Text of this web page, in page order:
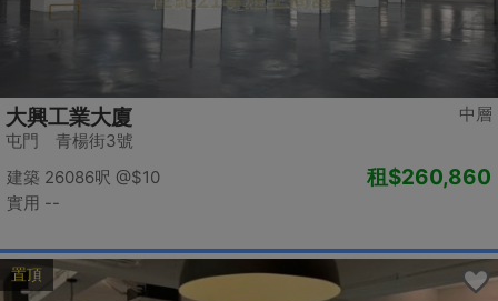
中層
大興工業大廈
屯門 青楊街3號
建築 26086呎 @$10
實用 --
租$260,860
置頂